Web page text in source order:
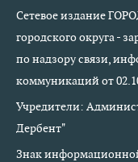
Сетевое издание
городского округа -
по надзору связи,
коммуникаций от
Учредители:
Дербент"
Знак